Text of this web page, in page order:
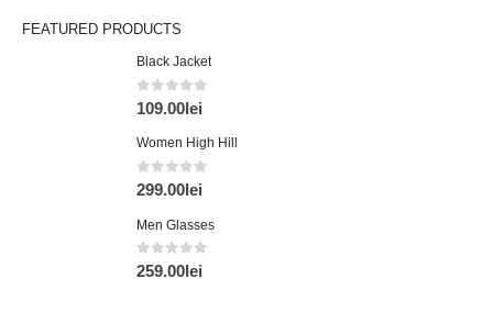
FEATURED PRODUCTS
Black Jacket
0 din 5
109.00lei
Women High Hill
0din 5
299.00lei
Men Glasses
0din 5
259.00lei